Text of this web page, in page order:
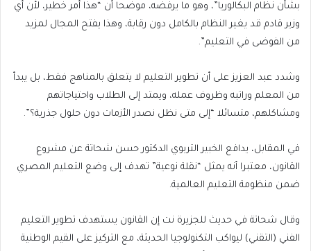
بشأن نظام البكالوريا”، وهو ما يرفضه، موضحا أن “هذا أمر خطير، لأن أي
وزير قادم قد يغير النظام بالكامل دون رقابة، وهذا يفتح المجال لمزيد
من الفوضى في التعليم”.
وشدد عبد العزيز على أن تطوير التعليم لا يتعلق بالمناهج فقط، بل يبدأ
من المعلم وراتبه وظروف عمله، ويمتد إلى الطلاب واحتياجاتهم
ومشاكلهم، متسائلا “إلى متى نظل نصدر الأزمات دون حلول جذرية؟”.
في المقابل، يدافع الخبير التربوي الدكتور حسن شحاتة عن مشروع
القانون، معتبرا أنه يمثل “نقلة نوعية” تهدف إلى وضع التعليم المصري
ضمن منظومة التعليم العالمية.
وقال شحاتة في حديث للجزيرة نت إن القانون يستهدف تطوير التعليم
الفني (التقني) ليواكب التكنولوجيا الحديثة، مع التركيز على القيم الوطنية